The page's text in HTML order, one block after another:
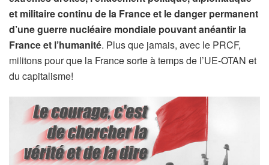
et militaire continu de la France et le danger permanent
d’une guerre nucléaire mondiale pouvant anéantir la
France et l’humanité. Plus que jamais, avec le PRCF,
militons pour que la France sorte à temps de l’UE-OTAN et
du capitalisme!